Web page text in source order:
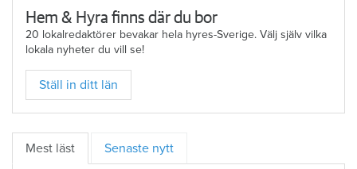
Hem & Hyra finns där du bor
20 lokalredaktörer bevakar hela hyres-Sverige. Välj själv vilka
lokala nyheter du vill se!
Ställ in ditt län
Mest läst Senaste nytt